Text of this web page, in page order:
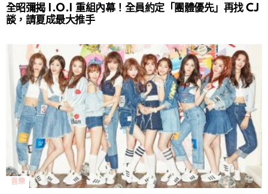
全昭彌揭 I.O.I 重組內幕！全員約定「團體優先」再找 CJ
談，請夏成最大推手
音樂